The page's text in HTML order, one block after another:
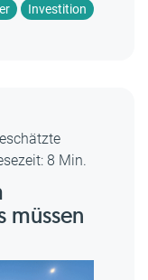
Investition
8 Min.
müssen